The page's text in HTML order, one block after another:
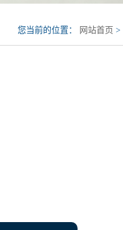
您当前的位置： 网站首页 >